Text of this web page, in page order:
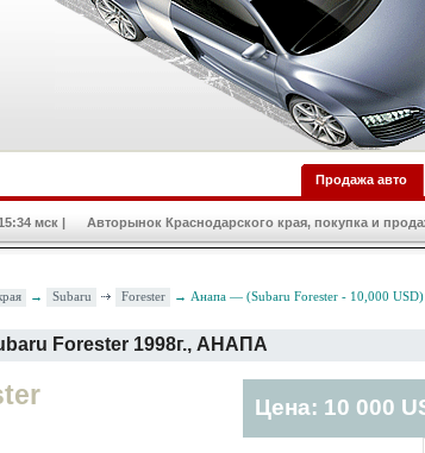
Продажа авто
мск | Авторынок Краснодарского края, покупка и
→ Subaru Forester → Анапа — (Subaru Forester - 10,000 USD)
Forester 1998г., АНАПА
Цена: 10 000